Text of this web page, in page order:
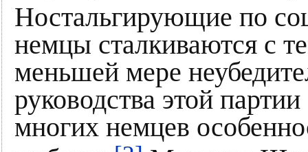
Ностальгирующие по
немцы сталкиваются с
меньшей мере
руководства этой
многих немцев